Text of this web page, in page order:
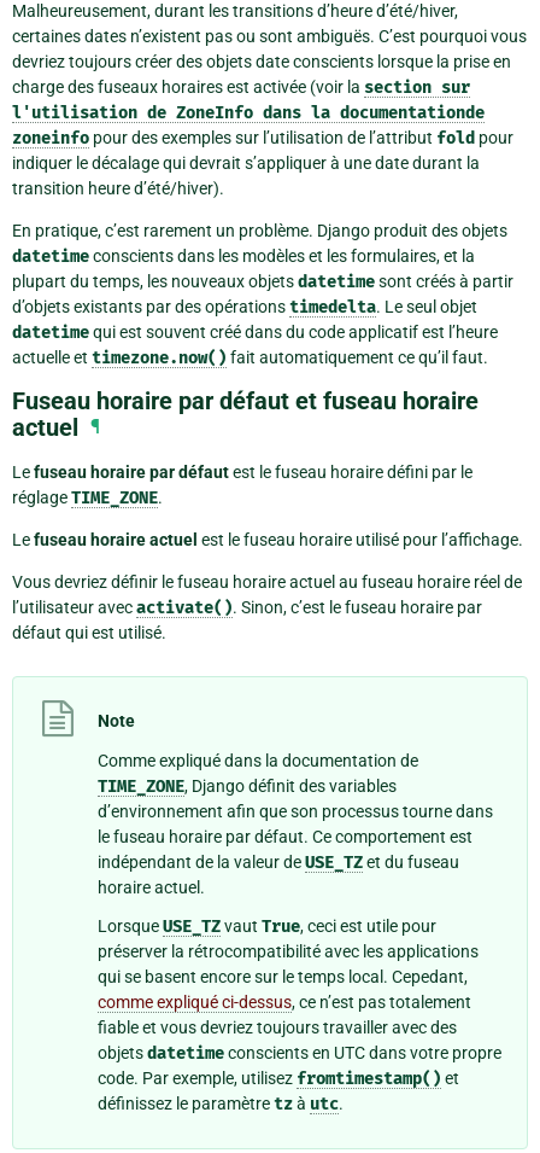
Malheureusement, durant les transitions d’heure d’été/hiver,
certaines dates n’existent pas ou sont ambiguës. C’est pourquoi vous
devriez toujours créer des objets date conscients lorsque la prise en
charge des fuseaux horaires est activée (voir la section sur
l'utilisation de ZoneInfo dans la documentationde
zoneinfo pour des exemples sur l’utilisation de l’attribut fold pour
indiquer le décalage qui devrait s’appliquer à une date durant la
transition heure d’été/hiver).
En pratique, c’est rarement un problème. Django produit des objets
datetimeconscients dans les modèles et les formulaires, et la
plupart du temps, les nouveaux objetsdatetimesont créés à partir
d’objets existants par des opérationstimedelta. Le seul objet
datetimequi est souvent créé dans du code applicatif est l’heure
actuelle et timezone.now() fait automatiquement ce qu’il faut.
Fuseau horaire par défaut et fuseau horaire
actuel ¶
Lefuseau horaire par défautest le fuseau horaire défini par le
réglageTIME_ZONE.
Lefuseau horaire actuel est le fuseau horaire utilisé pour l’affichage.
Vous devriez définir le fuseau horaire actuel au fuseau horaire réel de
l’utilisateur avecactivate(). Sinon, c’est le fuseau horaire par
défaut qui est utilisé.
Note
Comme expliqué dans la documentation de
TIME_ZONE, Django définit des variables
d’environnement afin que son processus tourne dans
le fuseau horaire par défaut. Ce comportement est
indépendant de la valeur deUSE_TZet du fuseau
horaire actuel.
LorsqueUSE_TZvaut True, ceci est utile pour
préserver la rétrocompatibilité avec les applications
qui se basent encore sur le temps local. Cepedant,
comme expliqué ci-dessus, ce n’est pas totalement
fiable et vous devriez toujours travailler avec des
objetsdatetimeconscients en UTC dans votre propre
code. Par exemple, utilisez fromtimestamp() et
définissez le paramètretzà utc.